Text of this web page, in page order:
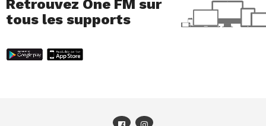
Retrouvez One FM sur
tous les supports